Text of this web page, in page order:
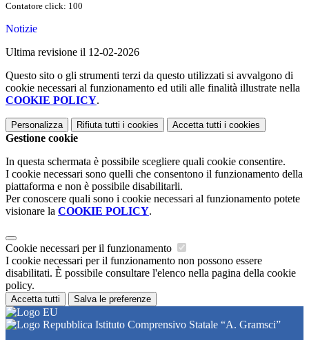
Contatore click: 100
Notizie
Ultima revisione il 12-02-2026
Questo sito o gli strumenti terzi da questo utilizzati si avvalgono di
cookie necessari al funzionamento ed utili alle finalità illustrate nella
COOKIE POLICY.
Personalizza Rifiuta tutti i cookies Accetta tutti i cookies
Gestione cookie
In questa schermata è possibile scegliere quali cookie consentire.
I cookie necessari sono quelli che consentono il funzionamento della
piattaforma e non è possibile disabilitarli.
Per conoscere quali sono i cookie necessari al funzionamento potete
visionare la COOKIE POLICY.
Cookie necessari per il funzionamento
I cookie necessari per il funzionamento non possono essere
disabilitati. È possibile consultare l'elenco nella pagina della cookie
policy.
Accetta tutti Salva le preferenze
Istituto Comprensivo Statale “A. Gramsci”